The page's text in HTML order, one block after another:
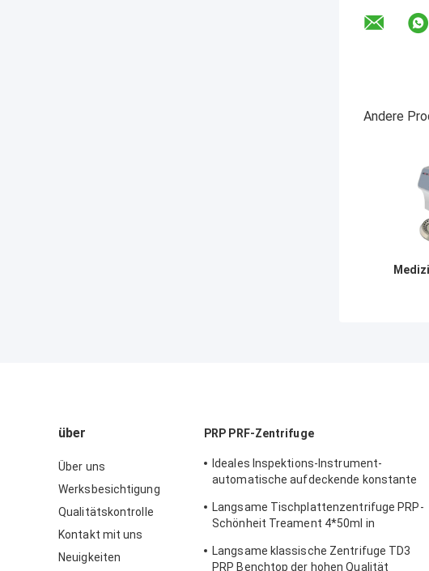
Andere
über
Über uns
Werksbesichtigung
Qualitätskontrolle
Kontakt mit uns
Neuigkeiten
PRP PRF-Zentrifuge
Ideales Inspektions-Instrument-
automatische aufdeckende konstante
Hoispital
Langsame Tischplattenzentrifuge PRP-
Schönheit Treament 4*50ml in
Langsame klassische Zentrifuge TD3
PRP Benchtop der hohen Qualität